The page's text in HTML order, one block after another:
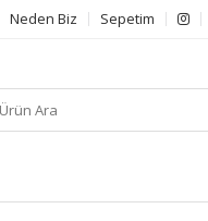
Neden Biz Sepetim